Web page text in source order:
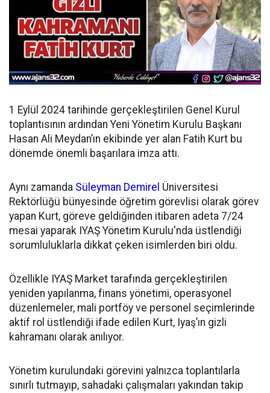
1 Eylül 2024 tarihinde gerçekleştirilen Genel Kurul
toplantısının ardından Yeni Yönetim Kurulu Başkanı
Hasan Ali Meydan’ın ekibinde yer alan Fatih Kurt bu
dönemde önemli başarılara imza attı.
Aynı zamanda Süleyman Demirel Üniversitesi
Rektörlüğü bünyesinde öğretim görevlisi olarak görev
yapan Kurt, göreve geldiğinden itibaren adeta 7/24
mesai yaparak IYAŞ Yönetim Kurulu'nda üstlendiği
sorumluluklarla dikkat çeken isimlerden biri oldu.
Özellikle IYAŞ Market tarafında gerçekleştirilen
yeniden yapılanma, finans yönetimi, operasyonel
düzenlemeler, mali portföy ve personel seçimlerinde
aktif rol üstlendiği ifade edilen Kurt, Iyaş’ın gizli
kahramanı olarak anılıyor.
Yönetim kurulundaki görevini yalnızca toplantılarla
sınırlı tutmayıp, sahadaki çalışmaları yakından takip